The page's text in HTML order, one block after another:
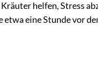
helfen, Stress
eine Stunde vor